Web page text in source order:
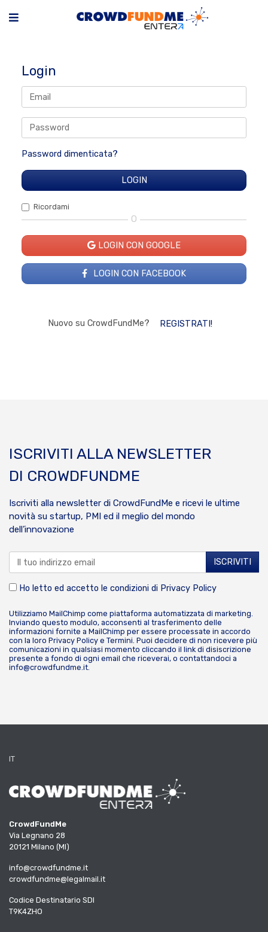
Login
Password dimenticata?
Ricordami
O
LOGIN CON GOOGLE
LOGIN CON FACEBOOK
Nuovo su CrowdFundMe? REGISTRATI!
ISCRIVITI ALLA NEWSLETTER
DI CROWDFUNDME
Iscriviti alla newsletter di CrowdFundMe e ricevi le ultime
novità su startup, PMI ed il meglio del mondo
dell’innovazione
Ho letto ed accetto le condizioni di Privacy Policy
Utilizziamo MailChimp come piattaforma automatizzata di marketing.
Inviando questo modulo, acconsenti al trasferimento delle
informazioni fornite a MailChimp per essere processate in accordo
con la loro Privacy Policy e Termini. Puoi decidere di non ricevere più
comunicazioni in qualsiasi momento cliccando il link di disiscrizione
presente a fondo di ogni email che riceverai, o contattandoci a
info@crowdfundme.it.
IT
CrowdFundMe
Via Legnano 28
20121 Milano (MI)
info@crowdfundme.it
crowdfundme@legalmail.it
Codice Destinatario SDI
T9K4ZHO